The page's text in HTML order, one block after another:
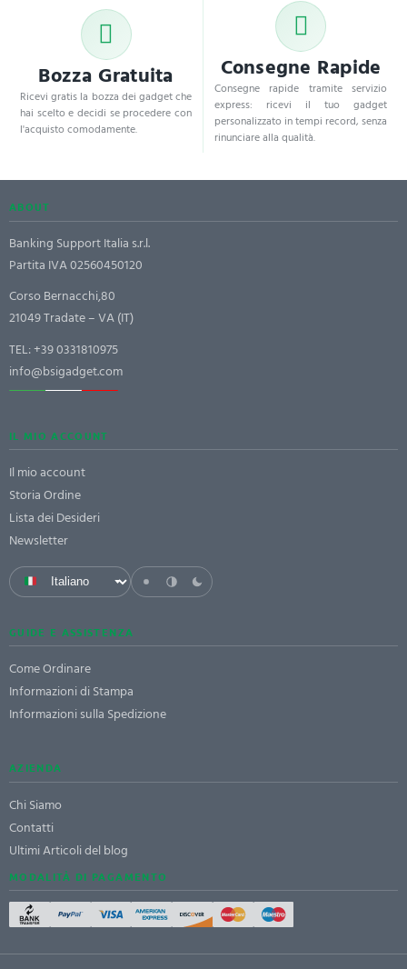
Bozza Gratuita
Ricevi gratis la bozza dei gadget che
hai scelto e decidi se procedere con
l'acquisto comodamente.
Consegne Rapide
Consegne rapide tramite servizio
express: ricevi il tuo gadget
personalizzato in tempi record, senza
rinunciare alla qualità.
ABOUT
Banking Support Italia s.r.l.
Partita IVA 02560450120
Corso Bernacchi,80
21049 Tradate – VA (IT)
TEL:+39 0331810975
info@bsigadget.com
IL MIO ACCOUNT
Il mio account
Storia Ordine
Lista dei Desideri
Newsletter
GUIDE E ASSISTENZA
Come Ordinare
Informazioni di Stampa
Informazioni sulla Spedizione
AZIENDA
Chi Siamo
Contatti
Ultimi Articoli del blog
MODALITÀ DI PAGAMENTO